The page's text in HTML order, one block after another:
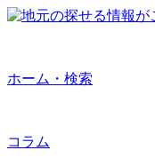
ホーム・検索
コラム